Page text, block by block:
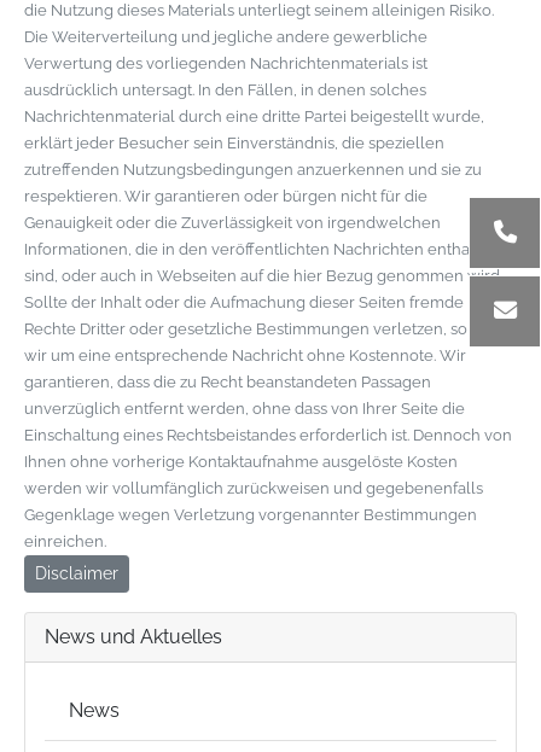
die Nutzung dieses Materials unterliegt seinem alleinigen Risiko.
Die Weiterverteilung und jegliche andere gewerbliche
Verwertung des vorliegenden Nachrichtenmaterials ist
ausdrücklich untersagt. In den Fällen, in denen solches
Nachrichtenmaterial durch eine dritte Partei beigestellt wurde,
erklärt jeder Besucher sein Einverständnis, die speziellen
zutreffenden Nutzungsbedingungen anzuerkennen und sie zu
respektieren. Wir garantieren oder bürgen nicht für die
Genauigkeit oder die Zuverlässigkeit von irgendwelchen
Informationen, die in den veröffentlichten Nachrichten enthalten
sind, oder auch in Webseiten auf die hier Bezug genommen wird.
Sollte der Inhalt oder die Aufmachung dieser Seiten fremde
Rechte Dritter oder gesetzliche Bestimmungen verletzen, so bitten
wir um eine entsprechende Nachricht ohne Kostennote. Wir
garantieren, dass die zu Recht beanstandeten Passagen
unverzüglich entfernt werden, ohne dass von Ihrer Seite die
Einschaltung eines Rechtsbeistandes erforderlich ist. Dennoch von
Ihnen ohne vorherige Kontaktaufnahme ausgelöste Kosten
werden wir vollumfänglich zurückweisen und gegebenenfalls
Gegenklage wegen Verletzung vorgenannter Bestimmungen
einreichen.
Disclaimer
News und Aktuelles
News